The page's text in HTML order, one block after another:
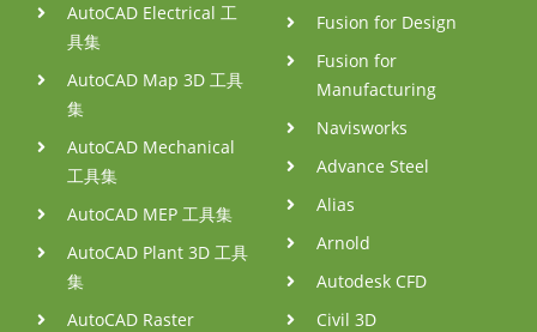
AutoCAD Electrical 工
具集
AutoCAD Map 3D 工具
集
AutoCAD Mechanical
工具集
AutoCAD MEP 工具集
AutoCAD Plant 3D 工具
集
AutoCAD Raster
Fusion for Design
Fusion for
Manufacturing
Navisworks
Advance Steel
Alias
Arnold
Autodesk CFD
Civil 3D